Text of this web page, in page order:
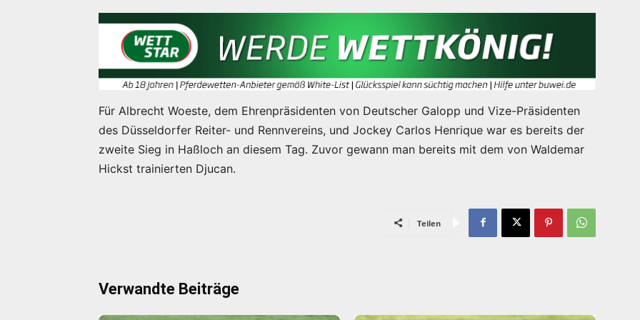
Für Albrecht Woeste, dem Ehrenpräsidenten von Deutscher Galopp und Vize-Präsidenten
des Düsseldorfer Reiter- und Rennvereins, und Jockey Carlos Henrique war es bereits der
zweite Sieg in Haßloch an diesem Tag. Zuvor gewann man bereits mit dem von Waldemar
Hickst trainierten Djucan.
Teilen
Verwandte Beiträge